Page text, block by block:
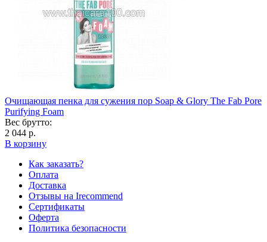
Очищающая пенка для сужения пор Soap & Glory The Fab Pore
Purifying Foam
Вес брутто:
2 044 р.
В корзину
Как заказать?
Оплата
Доставка
Отзывы на Irecommend
Сертификаты
Оферта
Политика безопасности